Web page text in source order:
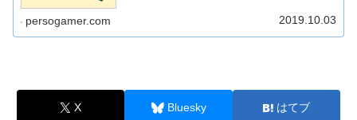
persogamer.com 2019.10.03
X Bluesky はてブ